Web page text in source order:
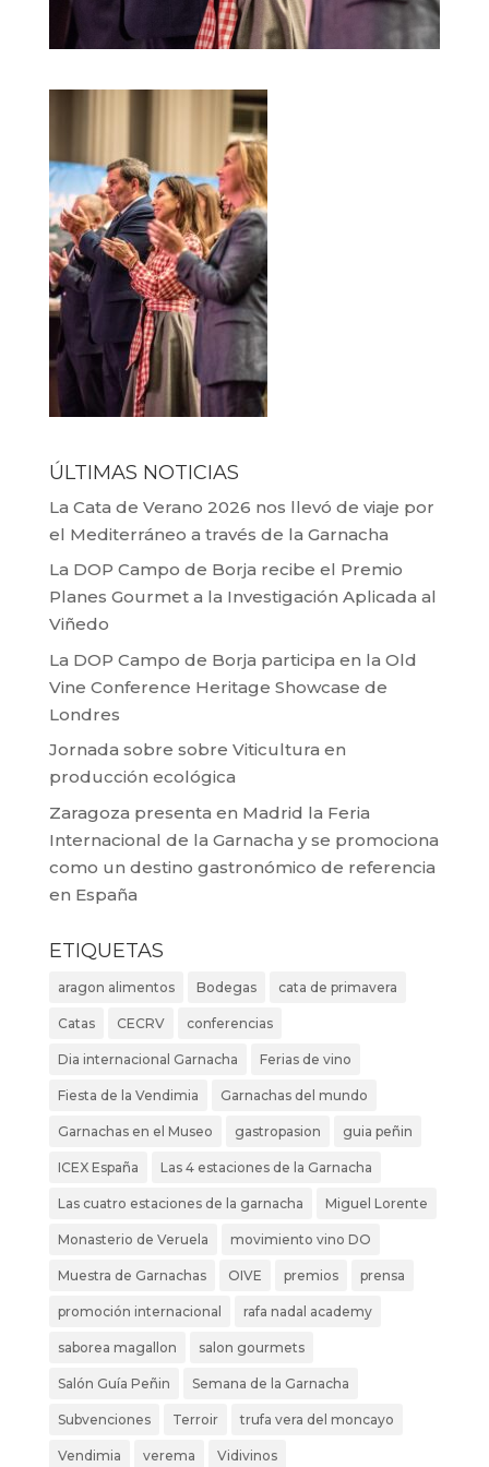
ÚLTIMAS NOTICIAS
La Cata de Verano 2026 nos llevó de viaje por
el Mediterráneo a través de la Garnacha
La DOP Campo de Borja recibe el Premio
Planes Gourmet a la Investigación Aplicada al
Viñedo
La DOP Campo de Borja participa en la Old
Vine Conference Heritage Showcase de
Londres
Jornada sobre sobre Viticultura en
producción ecológica
Zaragoza presenta en Madrid la Feria
Internacional de la Garnacha y se promociona
como un destino gastronómico de referencia
en España
ETIQUETAS
aragon alimentos Bodegas cata de primavera
Catas CECRV conferencias
Dia internacional Garnacha Ferias de vino
Fiesta de la Vendimia Garnachas del mundo
Garnachas en el Museo gastropasion guia peñin
ICEX España Las 4 estaciones de la Garnacha
Las cuatro estaciones de la garnacha Miguel Lorente
Monasterio de Veruela movimiento vino DO
Muestra de Garnachas OIVE premios prensa
promoción internacional rafa nadal academy
saborea magallon salon gourmets
Salón Guía Peñin Semana de la Garnacha
Subvenciones Terroir trufa vera del moncayo
Vendimia verema Vidivinos